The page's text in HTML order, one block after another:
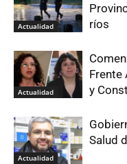
Actualidad
ríos
Actualidad
Frente
y
Actualidad
Salud